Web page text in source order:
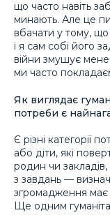
що часто навіть
минають. Але це
вбачати у тому, що
і я сам собі його
війни змушує мене
ми часто
Як виглядає
потреби є
Є різні категорії
або діти, які
родин чи
з завдань —
згромадження
Ще одним